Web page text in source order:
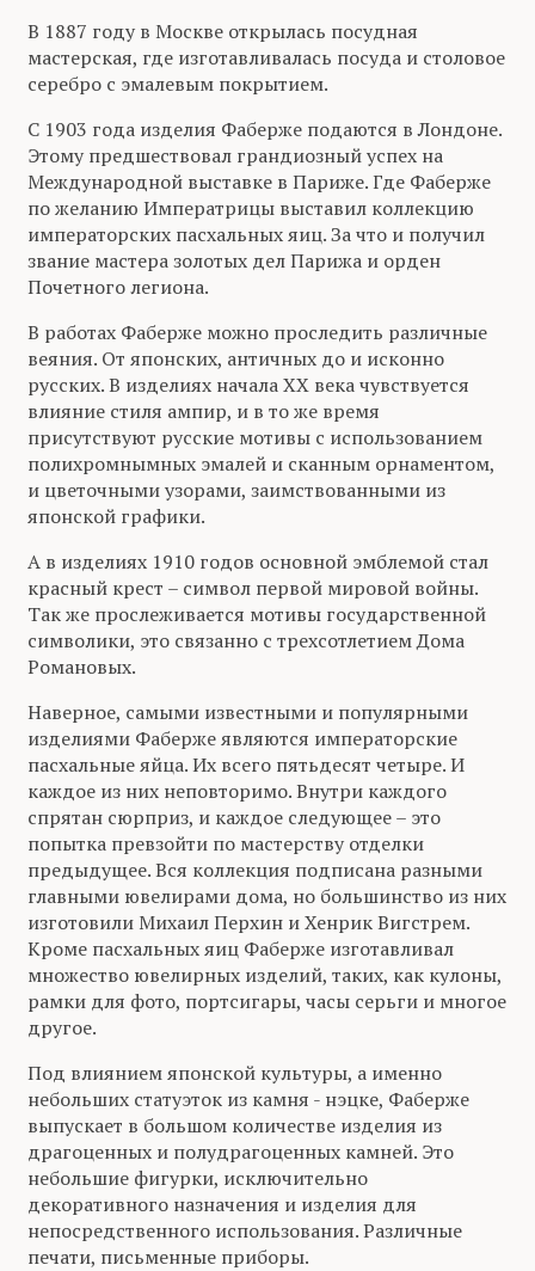
В 1887 году в Москве открылась посудная
мастерская, где изготавливалась посуда и столовое
серебро с эмалевым покрытием.
C 1903 года изделия Фаберже подаются в Лондоне.
Этому предшествовал грандиозный успех на
Международной выставке в Париже. Где Фаберже
по желанию Императрицы выставил коллекцию
императорских пасхальных яиц. За что и получил
звание мастера золотых дел Парижа и орден
Почетного легиона.
В работах Фаберже можно проследить различные
веяния. От японских, античных до и исконно
русских. В изделиях начала ХХ века чувствуется
влияние стиля ампир, и в то же время
присутствуют русские мотивы с использованием
полихромнымных эмалей и сканным орнаментом,
и цветочными узорами, заимствованными из
японской графики.
А в изделиях 1910 годов основной эмблемой стал
красный крест – символ первой мировой войны.
Так же прослеживается мотивы государственной
символики, это связанно с трехсотлетием Дома
Романовых.
Наверное, самыми известными и популярными
изделиями Фаберже являются императорские
пасхальные яйца. Их всего пятьдесят четыре. И
каждое из них неповторимо. Внутри каждого
спрятан сюрприз, и каждое следующее – это
попытка превзойти по мастерству отделки
предыдущее. Вся коллекция подписана разными
главными ювелирами дома, но большинство из них
изготовили Михаил Перхин и Хенрик Вигстрем.
Кроме пасхальных яиц Фаберже изготавливал
множество ювелирных изделий, таких, как кулоны,
рамки для фото, портсигары, часы серьги и многое
другое.
Под влиянием японской культуры, а именно
небольших статуэток из камня - нэцке, Фаберже
выпускает в большом количестве изделия из
драгоценных и полудрагоценных камней. Это
небольшие фигурки, исключительно
декоративного назначения и изделия для
непосредственного использования. Различные
печати, письменные приборы.